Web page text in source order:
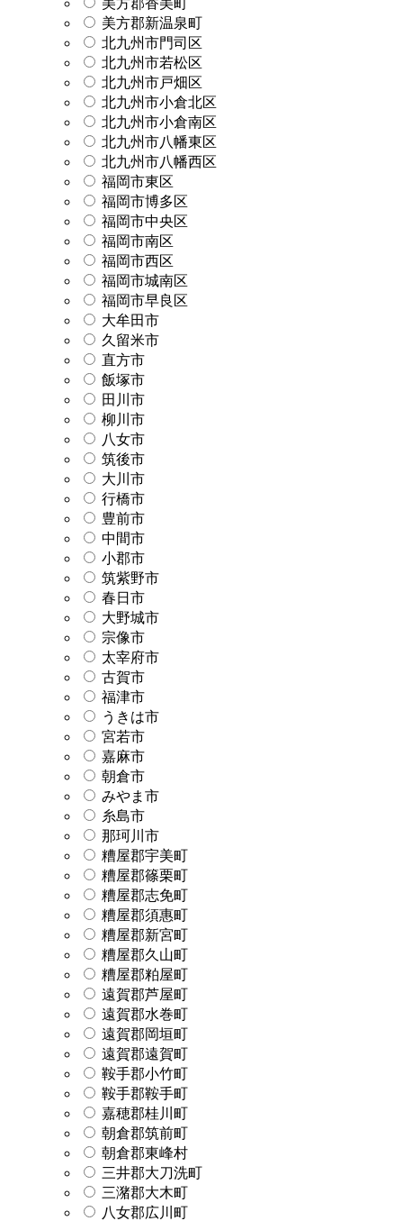
美方郡新温泉町
北九州市門司区
北九州市若松区
北九州市戸畑区
北九州市小倉北区
北九州市小倉南区
北九州市八幡東区
北九州市八幡西区
福岡市東区
福岡市博多区
福岡市中央区
福岡市南区
福岡市西区
福岡市城南区
福岡市早良区
大牟田市
久留米市
直方市
飯塚市
田川市
柳川市
八女市
筑後市
大川市
行橋市
豊前市
中間市
小郡市
筑紫野市
春日市
大野城市
宗像市
太宰府市
古賀市
福津市
うきは市
宮若市
嘉麻市
朝倉市
みやま市
糸島市
那珂川市
糟屋郡宇美町
糟屋郡篠栗町
糟屋郡志免町
糟屋郡須惠町
糟屋郡新宮町
糟屋郡久山町
糟屋郡粕屋町
遠賀郡芦屋町
遠賀郡水巻町
遠賀郡岡垣町
遠賀郡遠賀町
鞍手郡小竹町
鞍手郡鞍手町
嘉穂郡桂川町
朝倉郡筑前町
朝倉郡東峰村
三井郡大刀洗町
三潴郡大木町
八女郡広川町